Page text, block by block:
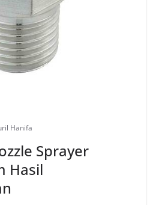
Hanifa
Sprayer
Hasil